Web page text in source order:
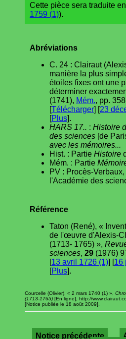
Cette pièce sera traduite
1759 (1)).
Abréviations
C. 24 : Clairaut
manière la plus
étoiles fixes ont une
déterminer
(1741), Mém., pp.
[Télécharger] [23
[Plus].
HARS 17.. : Histoire
des sciences [de
avec les mémoires...
Hist. : Partie Histoire
Mém. : Partie
PV : Procès-
l'Académie des
Référence
Taton (René), «
de l'œuvre d'Alexis-
(1713- 1765) »,
sciences, 29 (1976)
[13 avril 1726 (1)] [16
[Plus].
Courcelle (Olivier), « 2 mars 1740 (1) »,
(1713-1765) [En ligne], http://
[Notice publiée le 18 août 2009].
Notice précédente